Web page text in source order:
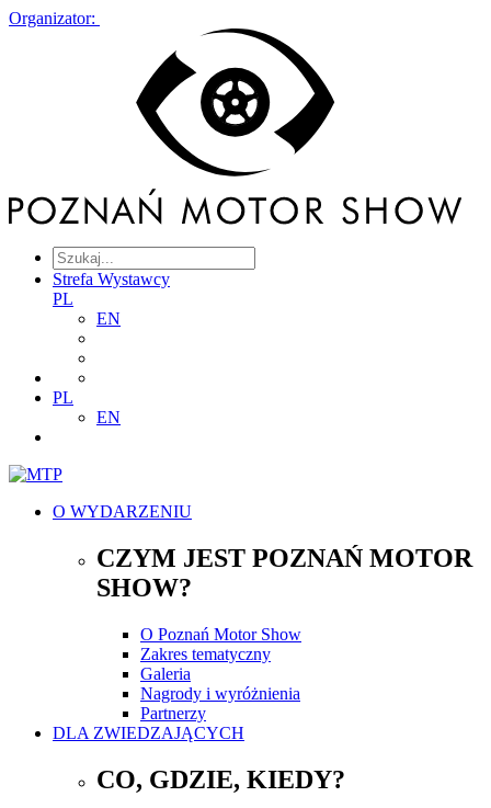
Organizator:
Strefa Wystawcy
PL
EN
PL
EN
O WYDARZENIU
CZYM JEST POZNAŃ MOTOR
SHOW?
O Poznań Motor Show
Zakres tematyczny
Galeria
Nagrody i wyróżnienia
Partnerzy
DLA ZWIEDZAJĄCYCH
CO, GDZIE, KIEDY?